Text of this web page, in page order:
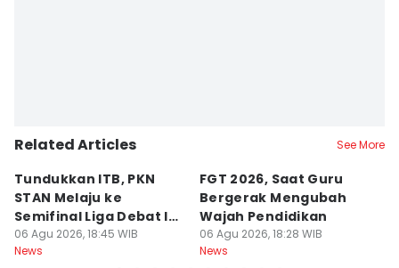
Related Articles See More
Tundukkan ITB, PKN
STAN Melaju ke
Semifinal Liga Debat IDN
Times 2026
06 Agu 2026, 18:45 WIB
News
FGT 2026, Saat Guru
Bergerak Mengubah
Wajah Pendidikan
06 Agu 2026, 18:28 WIB
News